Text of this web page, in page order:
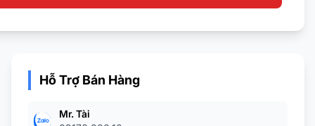
tốt và ổn
cáp
Hỗ Trợ Bán Hàng
Mr. Tài